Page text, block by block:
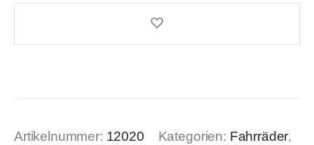
Artikelnummer: 12020 Kategorien: Fahrräder,